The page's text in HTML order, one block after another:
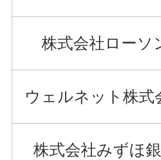
株式会社ローソ
ウェルネット株式
株式会社みずほ